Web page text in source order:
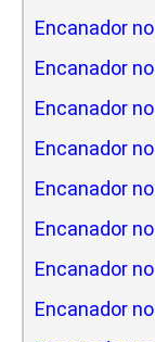
Encanador
Encanador
Encanador
Encanador
Encanador
Encanador
Encanador
Encanador